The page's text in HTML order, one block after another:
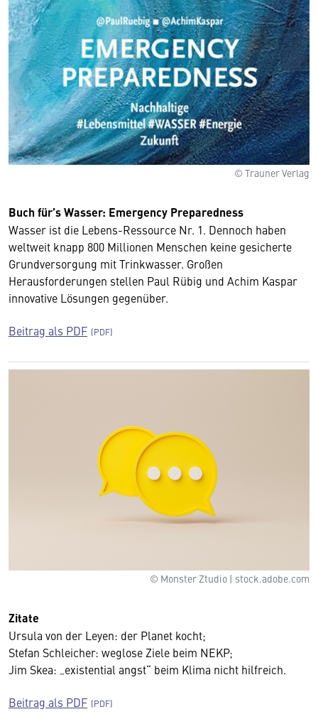
© Trauner Verlag
Buch für’s Wasser: Emergency Preparedness
Wasser ist die Lebens-Ressource Nr. 1. Dennoch haben
weltweit knapp 800 Millionen Menschen keine gesicherte
Grundversorgung mit Trinkwasser. Großen
Herausforderungen stellen Paul Rübig und Achim Kaspar
innovative Lösungen gegenüber.
Beitrag als PDF
© Monster Ztudio | stock.adobe.com
Zitate
Ursula von der Leyen: der Planet kocht;
Stefan Schleicher: weglose Ziele beim NEKP;
Jim Skea: „existential angst“ beim Klima nicht hilfreich.
Beitrag als PDF